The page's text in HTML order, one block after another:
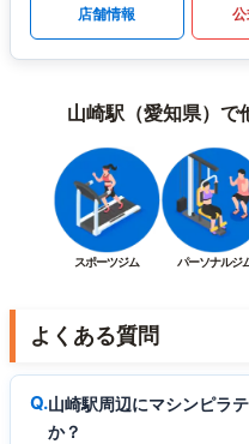
店舗情報 公
山崎駅（愛知県）で
スポーツジム パーソナルジ
よくある質問
山崎駅周辺にマシンピラ
か？